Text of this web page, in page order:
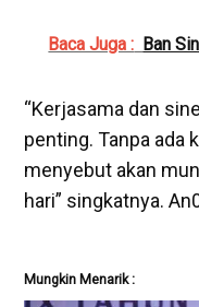
Baca Juga : Ban
“Kerjasama dan
penting. Tanpa ada
menyebut akan
hari” singkatnya.
Mungkin Menarik :